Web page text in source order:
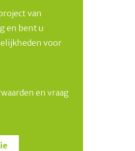
van
en bent u
voor
en vraag